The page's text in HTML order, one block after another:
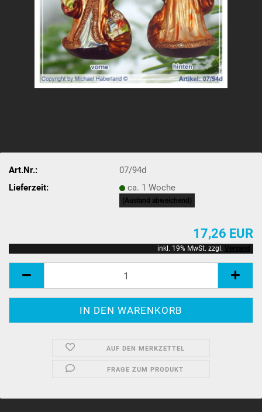
Art.Nr.:
07/94d
Lieferzeit:
ca. 1 Woche
(Ausland abweichend)
17,26 EUR
inkl. 19% MwSt. zzgl. Versand
AUF DEN MERKZETTEL
FRAGE ZUM PRODUKT